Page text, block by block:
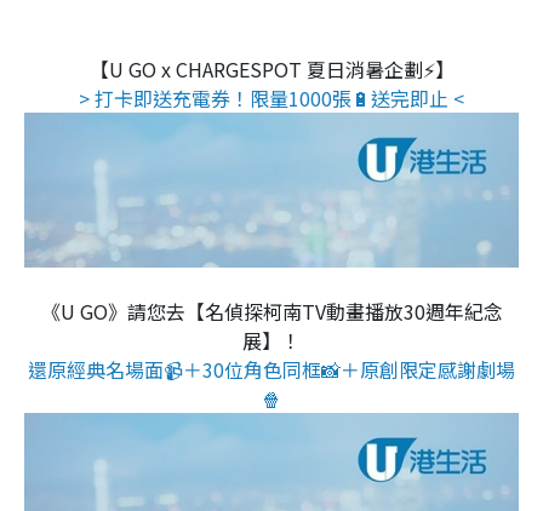
【U GO x CHARGESPOT 夏日消暑企劃⚡】
> 打卡即送充電券！限量1000張🔋送完即止 <
《U GO》請您去【名偵探柯南TV動畫播放30週年紀念
展】！
還原經典名場面📹＋30位角色同框📸＋原創限定感謝劇場
🍿